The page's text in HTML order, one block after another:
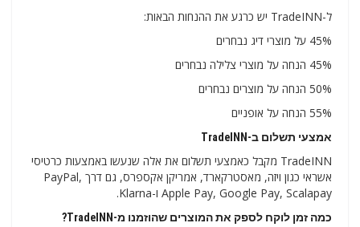
ל-TradeINN יש כרגע את ההנחות הבאות:
45% על מוצרי דיג נבחרים
45% הנחה על מוצרי צלילה נבחרים
50% הנחה על מוצרים נבחרים
55% הנחה על אופניים
אמצעי תשלום ב-TradeINN
TradeINN מקבל כאמצעי תשלום את אלה שנעשו באמצעות כרטיסי
אשראי כגון ויזה, מאסטרקארד, אמריקן אקספרס, גם דרך PayPal,
Apple Pay, Google Pay, Scalapay ו-Klarna.
כמה זמן לוקח לספק את המוצרים שהוזמנו מ-TradeINN?